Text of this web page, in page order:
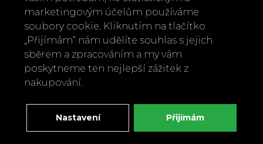
+420 737 886 915
Napište nám
info@bylobylibo.cz
marketingovým účelům používáme
soubory cookie. Kliknutím na tlačítko
„Přijímám“ nám udělíte souhlas s jejich
sběrem a zpracováním a my vám
poskytneme ten nejlepší zážitek z
nakupování.
Nastavení Přijímám